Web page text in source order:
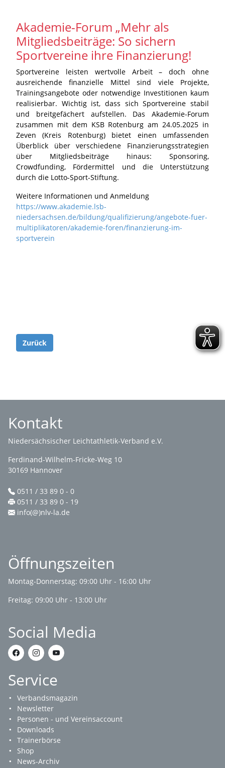
Akademie-Forum „Mehr als
Mitgliedsbeiträge: So sichern
Sportvereine ihre Finanzierung!
Sportvereine leisten wertvolle Arbeit – doch ohne
ausreichende finanzielle Mittel sind viele Projekte,
Trainingsangebote oder notwendige Investitionen kaum
realisierbar. Wichtig ist, dass sich Sportvereine stabil
und breitgefächert aufstellen. Das Akademie-Forum
zusammen mit dem KSB Rotenburg am 24.05.2025 in
Zeven (Kreis Rotenburg) bietet einen umfassenden
Überblick über verschiedene Finanzierungsstrategien
über Mitgliedsbeiträge hinaus: Sponsoring,
Crowdfunding, Fördermittel und die Unterstützung
durch die Lotto-Sport-Stiftung.
Weitere Informationen und Anmeldung
https://www.akademie.lsb-
niedersachsen.de/bildung/qualifizierung/angebote-fuer-
multiplikatoren/akademie-foren/finanzierung-im-
sportverein
Zurück
Kontakt
Niedersächsischer Leichtathletik-Verband e.V.
Ferdinand-Wilhelm-Fricke-Weg 10
30169 Hannover
0511 / 33 89 0 - 0
0511 / 33 89 0 - 19
info(@)nlv-la.de
Öffnungszeiten
Montag-Donnerstag: 09:00 Uhr - 16:00 Uhr
Freitag: 09:00 Uhr - 13:00 Uhr
Social Media
Service
Verbandsmagazin
Newsletter
Personen - und Vereinsaccount
Downloads
Trainerbörse
Shop
News-Archiv